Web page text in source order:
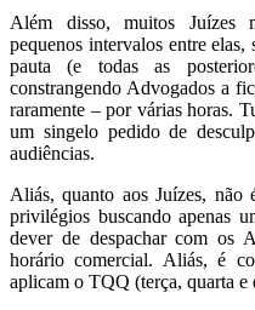
Além disso, muitos Juízes
pequenos intervalos entre elas,
pauta (e todas as
constrangendo Advogados a
raramente – por várias horas.
um singelo pedido de
audiências.
Aliás, quanto aos Juízes, não
privilégios buscando apenas
dever de despachar com os
horário comercial. Aliás, é
aplicam o TQQ (terça, quarta e